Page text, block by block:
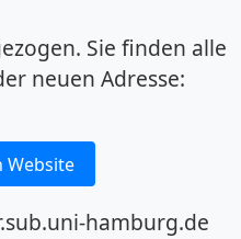
Sie finden alle
neuen Adresse:
Website
hamburg.de